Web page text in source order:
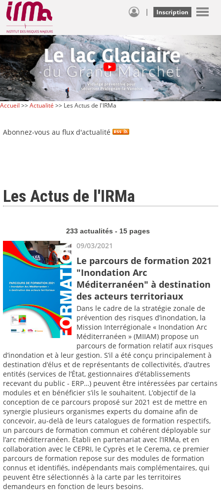
| Inscription
Accueil >>Actualité >> Les Actus de l'IRMa
Abonnez-vous au flux d'actualité
Les Actus de l'IRMa
233 actualités - 15 pages
09/03/2021
Le parcours de formation 2021
"Inondation Arc
Méditerranéen" à destination
des acteurs territoriaux
Dans le cadre de la stratégie zonale de
prévention des risques d’inondation, la
Mission Interrégionale « Inondation Arc
Méditerranéen » (MIIAM) propose un
parcours de formation relatif aux risques
d’inondation et à leur gestion. S’il a été conçu principalement à
destination d’élus et de représentants de collectivités, d’autres
entités (services de l’État, gestionnaires d’établissements
recevant du public - ERP…) peuvent être intéressées par certains
modules et en bénéficier s’ils le souhaitent. L’objectif de la
conception de ce parcours proposé sur 2021 est de mettre en
synergie plusieurs organismes experts du domaine afin de
concevoir, au-delà de leurs catalogues de formation respectifs,
un parcours de formation commun et cohérent déployable sur
l’arc méditerranéen. Établi en partenariat avec l’IRMa, et en
collaboration avec le CEPRI, le Cyprès et le Cerema, ce premier
parcours de formation repose sur des modules de formation
connus et identifiés, indépendants mais complémentaires, qui
peuvent être sélectionnés à la carte par les territoires
demandeurs en fonction de leurs besoins.